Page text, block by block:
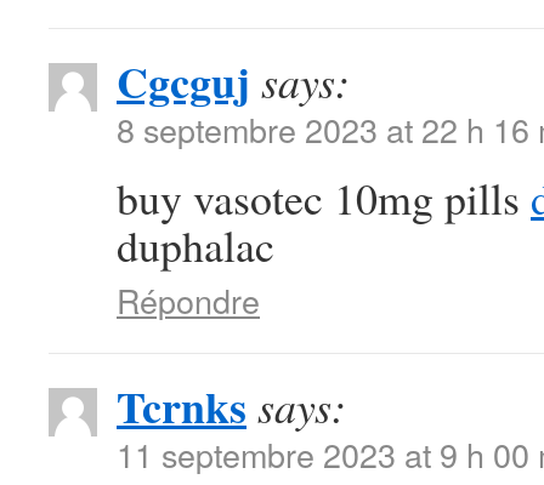
Cgcguj says:
8 septembre 2023 at 22 h 16
buy vasotec 10mg pills
duphalac
Répondre
Tcrnks says:
11 septembre 2023 at 9 h 00